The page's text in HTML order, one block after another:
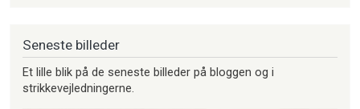
Seneste billeder
Et lille blik på de seneste billeder på bloggen og i
strikkevejledningerne.